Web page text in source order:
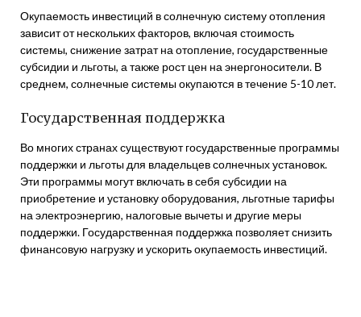
Окупаемость инвестиций в солнечную систему отопления
зависит от нескольких факторов, включая стоимость
системы, снижение затрат на отопление, государственные
субсидии и льготы, а также рост цен на энергоносители. В
среднем, солнечные системы окупаются в течение 5-10 лет.
Государственная поддержка
Во многих странах существуют государственные программы
поддержки и льготы для владельцев солнечных установок.
Эти программы могут включать в себя субсидии на
приобретение и установку оборудования, льготные тарифы
на электроэнергию, налоговые вычеты и другие меры
поддержки. Государственная поддержка позволяет снизить
финансовую нагрузку и ускорить окупаемость инвестиций.